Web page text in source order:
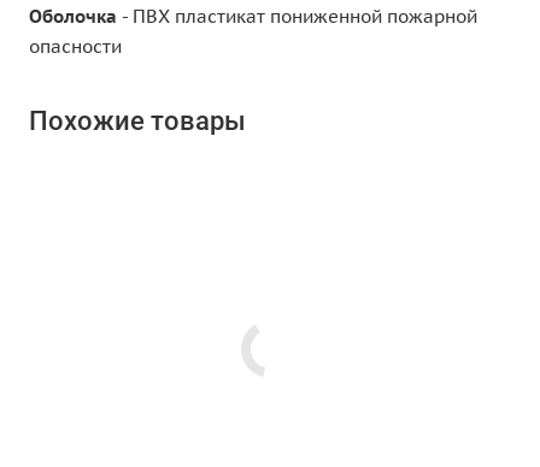
Оболочка - ПВХ пластикат пониженной пожарной
опасности
Похожие товары